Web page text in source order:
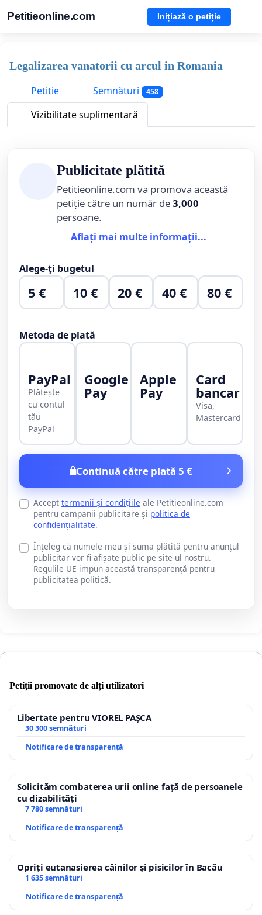
Petitieonline.com Inițiază o petiție
Legalizarea vanatorii cu arcul in Romania
Petitie
Semnături 458
Vizibilitate suplimentară
Publicitate plătită
Petitieonline.com va promova această
petiție către un număr de3,000
persoane.
Aflați mai multe informații...
Alege-ți bugetul
5 € 10 € 20 € 40 € 80 €
Metoda de plată
PayPal
Plătește
cu contul
tău
PayPal
Google
Pay
Apple
Pay
Card
bancar
Visa,
Mastercard
Continuă către plată 5 €
Accept termenii și condițiile ale Petitieonline.com
pentru campanii publicitare și politica de
confidențialitate.
Înțeleg că numele meu și suma plătită pentru anunțul
publicitar vor fi afișate public pe site-ul nostru.
Regulile UE impun această transparență pentru
publicitatea politică.
Petiții promovate de alți utilizatori
Libertate pentru VIOREL PAȘCA
30 300 semnături
Notificare de transparență
Solicităm combaterea urii online față de persoanele
cu dizabilități
7 780 semnături
Notificare de transparență
Opriți eutanasierea câinilor și pisicilor în Bacău
1 635 semnături
Notificare de transparență